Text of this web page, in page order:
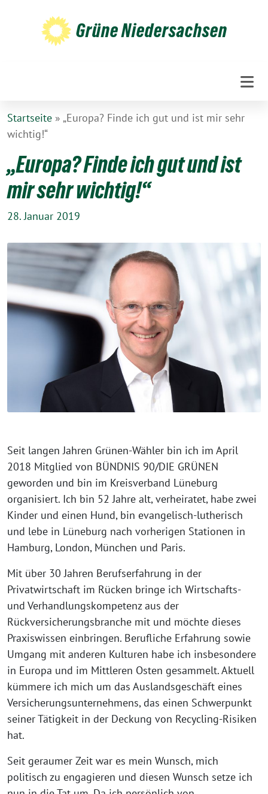
Grüne Niedersachsen
Startseite » „Europa? Finde ich gut und ist mir sehr
wichtig!“
„Europa? Finde ich gut und ist
mir sehr wichtig!“
28. Januar 2019
Seit langen Jahren Grünen-Wähler bin ich im April
2018 Mitglied von BÜNDNIS 90/DIE GRÜNEN
geworden und bin im Kreisverband Lüneburg
organisiert. Ich bin 52 Jahre alt, verheiratet, habe zwei
Kinder und einen Hund, bin evangelisch-lutherisch
und lebe in Lüneburg nach vorherigen Stationen in
Hamburg, London, München und Paris.
Mit über 30 Jahren Berufserfahrung in der
Privatwirtschaft im Rücken bringe ich Wirtschafts-
und Verhandlungskompetenz aus der
Rückversicherungsbranche mit und möchte dieses
Praxiswissen einbringen. Berufliche Erfahrung sowie
Umgang mit anderen Kulturen habe ich insbesondere
in Europa und im Mittleren Osten gesammelt. Aktuell
kümmere ich mich um das Auslandsgeschäft eines
Versicherungsunternehmens, das einen Schwerpunkt
seiner Tätigkeit in der Deckung von Recycling-Risiken
hat.
Seit geraumer Zeit war es mein Wunsch, mich
politisch zu engagieren und diesen Wunsch setze ich